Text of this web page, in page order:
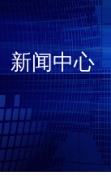
新闻中心